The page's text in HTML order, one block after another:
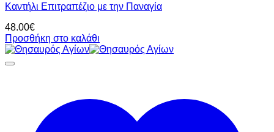
Καντήλι Επιτραπέζιο με την Παναγία
48.00€
Προσθήκη στο καλάθι